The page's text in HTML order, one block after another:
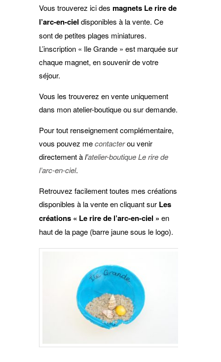
Vous trouverez ici des magnets Le rire de
l’arc-en-ciel disponibles à la vente. Ce
sont de petites plages miniatures.
L’inscription « Ile Grande » est marquée sur
chaque magnet, en souvenir de votre
séjour.
Vous les trouverez en vente uniquement
dans mon atelier-boutique ou sur demande.
Pour tout renseignement complémentaire,
vous pouvez mecontacterou venir
directement àl’atelier-boutique Le rire de
l’arc-en-ciel.
Retrouvez facilement toutes mes créations
disponibles à la vente en cliquant sur Les
créations « Le rire de l’arc-en-ciel » en
haut de la page (barre jaune sous le logo).